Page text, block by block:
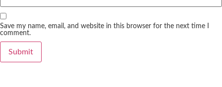
Save my name, email, and website in this browser for the next time I
comment.